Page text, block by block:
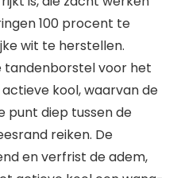
100 procent te
wit te herstellen.
tandenborstel voor het
kool, waarvan de
punt diep tussen de
reiken. De
en verfrist de adem,